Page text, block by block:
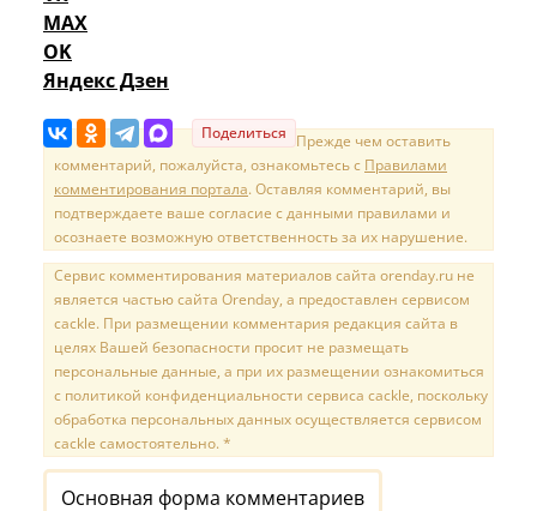
MAX
OK
Яндекс Дзен
Поделиться Прежде чем оставить
комментарий, пожалуйста, ознакомьтесь с Правилами
комментирования портала. Оставляя комментарий, вы
подтверждаете ваше согласие с данными правилами и
осознаете возможную ответственность за их нарушение.
Сервис комментирования материалов сайта orenday.ru не
является частью сайта Orenday, а предоставлен сервисом
cackle. При размещении комментария редакция сайта в
целях Вашей безопасности просит не размещать
персональные данные, а при их размещении ознакомиться
с политикой конфиденциальности сервиса cackle, поскольку
обработка персональных данных осуществляется сервисом
cackle самостоятельно. *
Основная форма комментариев